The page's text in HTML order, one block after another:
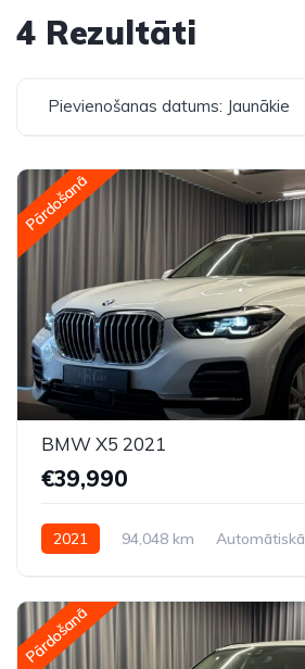
4 Rezultāti
Pievienošanas datums: Jaunākie
Pārdošanā
BMW X5 2021
€39,990
2021 94,048 km Automātiskā
Pārdošanā